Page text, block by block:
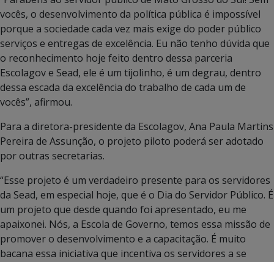
vocês, o desenvolvimento da política pública é impossível
porque a sociedade cada vez mais exige do poder público
serviços e entregas de excelência. Eu não tenho dúvida que
o reconhecimento hoje feito dentro dessa parceria
Escolagov e Sead, ele é um tijolinho, é um degrau, dentro
dessa escada da excelência do trabalho de cada um de
vocês”, afirmou.
Para a diretora-presidente da Escolagov, Ana Paula Martins
Pereira de Assunção, o projeto piloto poderá ser adotado
por outras secretarias.
“Esse projeto é um verdadeiro presente para os servidores
da Sead, em especial hoje, que é o Dia do Servidor Público. É
um projeto que desde quando foi apresentado, eu me
apaixonei. Nós, a Escola de Governo, temos essa missão de
promover o desenvolvimento e a capacitação. É muito
bacana essa iniciativa que incentiva os servidores a se